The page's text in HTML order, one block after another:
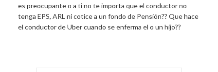
es preocupante o a ti no te importa que el conductor no
tenga EPS, ARL ni cotice a un fondo de Pensión?? Que hace
el conductor de Uber cuando se enferma el o un hijo??